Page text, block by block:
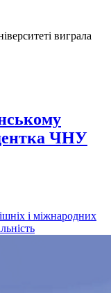
виграла
ЧНУ
і міжнародних